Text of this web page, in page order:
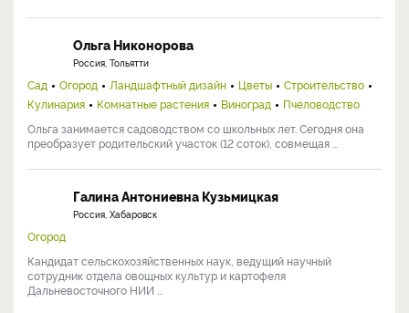
Ольга Никонорова
Россия, Тольятти
Сад Огород Ландшафтный дизайн Цветы
Строительство
Кулинария
Комнатные растения Виноград
Пчеловодство
Ольга занимается садоводством со школьных лет. Сегодня она
преобразует родительский участок (12 соток), совмещая ...
Галина Антониевна Кузьмицкая
Россия, Хабаровск
Огород
Кандидат сельскохозяйственных наук, ведущий научный
сотрудник отдела овощных культур и картофеля
Дальневосточного НИИ ...